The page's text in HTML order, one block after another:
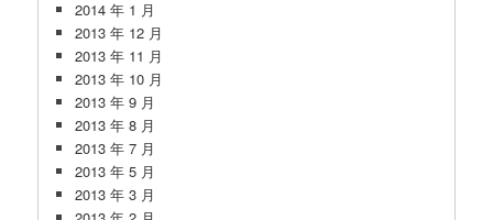
2014 年 1 月
2013 年 12 月
2013 年 11 月
2013 年 10 月
2013 年 9 月
2013 年 8 月
2013 年 7 月
2013 年 5 月
2013 年 3 月